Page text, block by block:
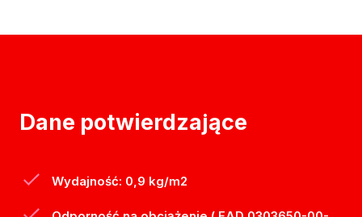
Dane potwierdzające
Wydajność: 0,9 kg/m2